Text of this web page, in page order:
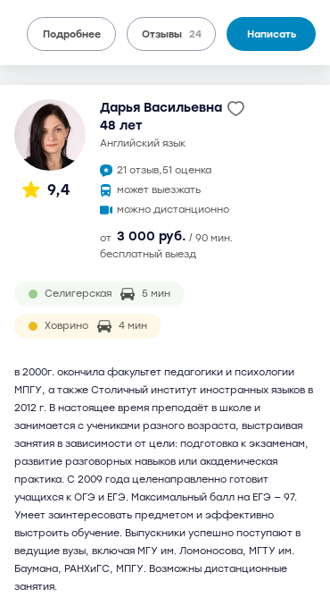
Подробнее Отзывы 24 Написать
9,4
Дарья Васильевна
48 лет
английский язык
21 отзыв,51 оценка
может выезжать
можно дистанционно
от 3 000 руб. / 90 мин.
бесплатный выезд
Селигерская 5 мин
Ховрино 4 мин
в 2000г. окончила факультет педагогики и психологии
МПГУ, а также Столичный институт иностранных языков в
2012 г. В настоящее время преподаёт в школе и
занимается с учениками разного возраста, выстраивая
занятия в зависимости от цели: подготовка к экзаменам,
развитие разговорных навыков или академическая
практика. С 2009 года целенаправленно готовит
учащихся к ОГЭ и ЕГЭ. Максимальный балл на ЕГЭ — 97.
Умеет заинтересовать предметом и эффективно
выстроить обучение. Выпускники успешно поступают в
ведущие вузы, включая МГУ им. Ломоносова, МГТУ им.
Баумана, РАНХиГС, МПГУ. Возможны дистанционные
занятия.